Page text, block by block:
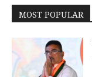
MOST POPULAR